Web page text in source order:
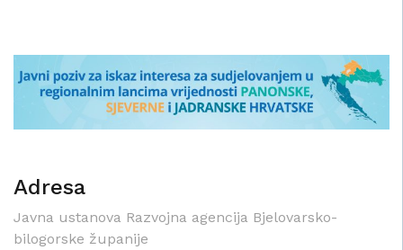
Adresa
Javna ustanova Razvojna agencija Bjelovarsko-
bilogorske županije